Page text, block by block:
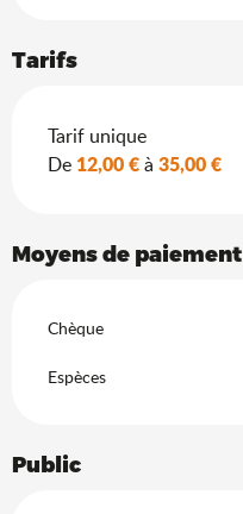
Tarifs
Tarifs 2026
Tarif unique
De 12,00 €à 35,00 €
Moyens de paiement
Chèque
Espèces
Public